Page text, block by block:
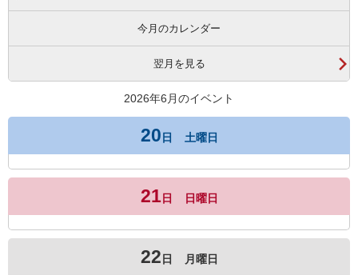
今月のカレンダー
翌月を見る
2026年6月のイベント
20 日 土曜日
21日 日曜日
22 日 月曜日